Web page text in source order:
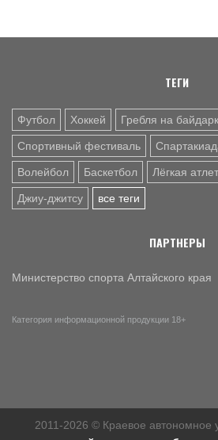
ХК "Динамо-Алтай» уступил
предсезонном матче - 1:4 (фото)
ТЕГИ
Футбол Хоккей Гребля на
Спортивный фестиваль
Волейбол Баскетбол Лёгкая
Джиу-джитсу все теги
ПАРТНЕРЫ
Министерство спорта Алтайского края
Категория информационной продукции 18+
2011-2026 © Краевое автономное